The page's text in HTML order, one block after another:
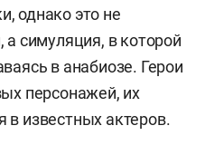
однако это не
симуляция, в которой
в анабиозе. Герои
персонажей, их
в известных актеров.